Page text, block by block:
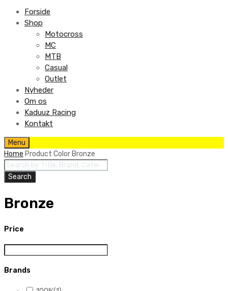
Forside
Shop
Motocross
MC
MTB
Casual
Outlet
Nyheder
Om os
Kaduuz Racing
Kontakt
Skip
to
content
Menu
Home Product Color Bronze
Products
search
Search
Bronze
Price
Brands